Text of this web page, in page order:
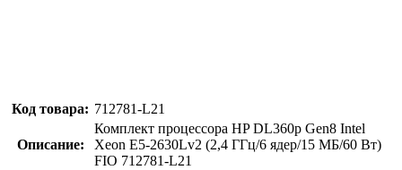
Код товара: 712781-L21
Описание:
Комплект процессора HP DL360p Gen8 Intel
Xeon E5-2630Lv2 (2,4 ГГц/6 ядер/15 МБ/60 Вт)
FIO 712781-L21